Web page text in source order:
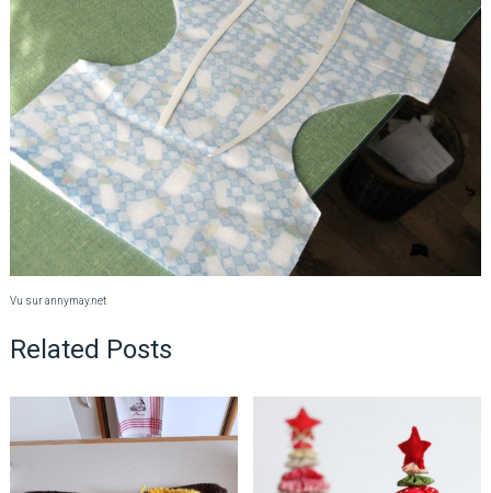
Vu sur annymay.net
Related Posts